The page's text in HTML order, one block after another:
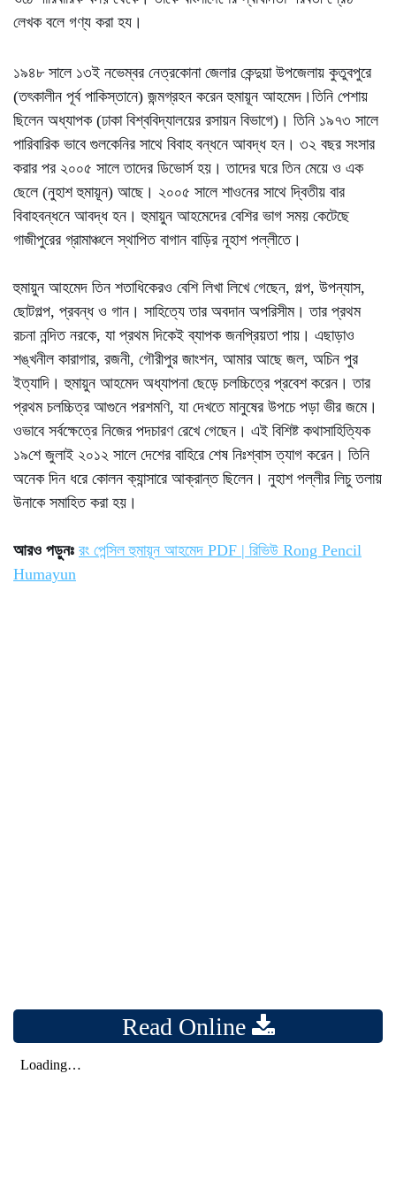
লেখক বলে গণ্য করা হয।
১৯৪৮ সালে ১৩ই নভেম্বর নেত্রকোনা জেলার কেন্দুয়া উপজেলায় কুতুবপুরে
(তৎকালীন পূর্ব পাকিস্তানে) জন্মগ্রহন করেন হুমায়ূন আহমেদ।তিনি পেশায়
ছিলেন অধ্যাপক (ঢাকা বিশ্ববিদ্যালয়ের রসায়ন বিভাগে)। তিনি ১৯৭৩ সালে
পারিবারিক ভাবে গুলকেনির সাথে বিবাহ বন্ধনে আবদ্ধ হন। ৩২ বছর সংসার
করার পর ২০০৫ সালে তাদের ডিভোর্স হয়। তাদের ঘরে তিন মেয়ে ও এক
ছেলে (নুহাশ হুমায়ূন) আছে। ২০০৫ সালে শাওনের সাথে দ্বিতীয় বার
বিবাহবন্ধনে আবদ্ধ হন। হুমায়ুন আহমেদের বেশির ভাগ সময় কেটেছে
গাজীপুরের গ্রামাঞ্চলে স্থাপিত বাগান বাড়ির নূহাশ পল্লীতে।
হুমায়ুন আহমেদ তিন শতাধিকেরও বেশি লিখা লিখে গেছেন, গল্প, উপন্যাস,
ছোটগল্প, প্রবন্ধ ও গান। সাহিত্যে তার অবদান অপরিসীম। তার প্রথম
রচনা নন্দিত নরকে, যা প্রথম দিকেই ব্যাপক জনপ্রিয়তা পায়। এছাড়াও
শঙ্খনীল কারাগার, রজনী, গৌরীপুর জাংশন, আমার আছে জল, অচিন পুর
ইত্যাদি। হুমায়ুন আহমেদ অধ্যাপনা ছেড়ে চলচ্চিত্রে প্রবেশ করেন। তার
প্রথম চলচ্চিত্র আগুনে পরশমণি, যা দেখতে মানুষের উপচে পড়া ভীর জমে।
ওভাবে সর্বক্ষেত্রে নিজের পদচারণ রেখে গেছেন। এই বিশিষ্ট কথাসাহিত্যিক
১৯শে জুলাই ২০১২ সালে দেশের বাহিরে শেষ নিঃশ্বাস ত্যাগ করেন। তিনি
অনেক দিন ধরে কোলন ক্যান্সারে আক্রান্ত ছিলেন। নুহাশ পল্লীর লিচু তলায়
উনাকে সমাহিত করা হয়।
আরও পড়ুনঃ রং পেন্সিল হুমায়ূন আহমেদ PDF | রিভিউ Rong Pencil
Humayun
Read Online